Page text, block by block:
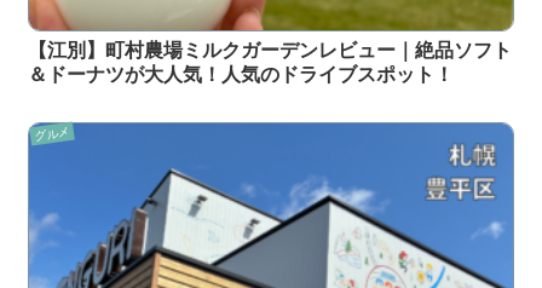
【江別】町村農場ミルクガーデンレビュー｜絶品ソフト
＆ドーナツが大人気！人気のドライブスポット！
グルメ